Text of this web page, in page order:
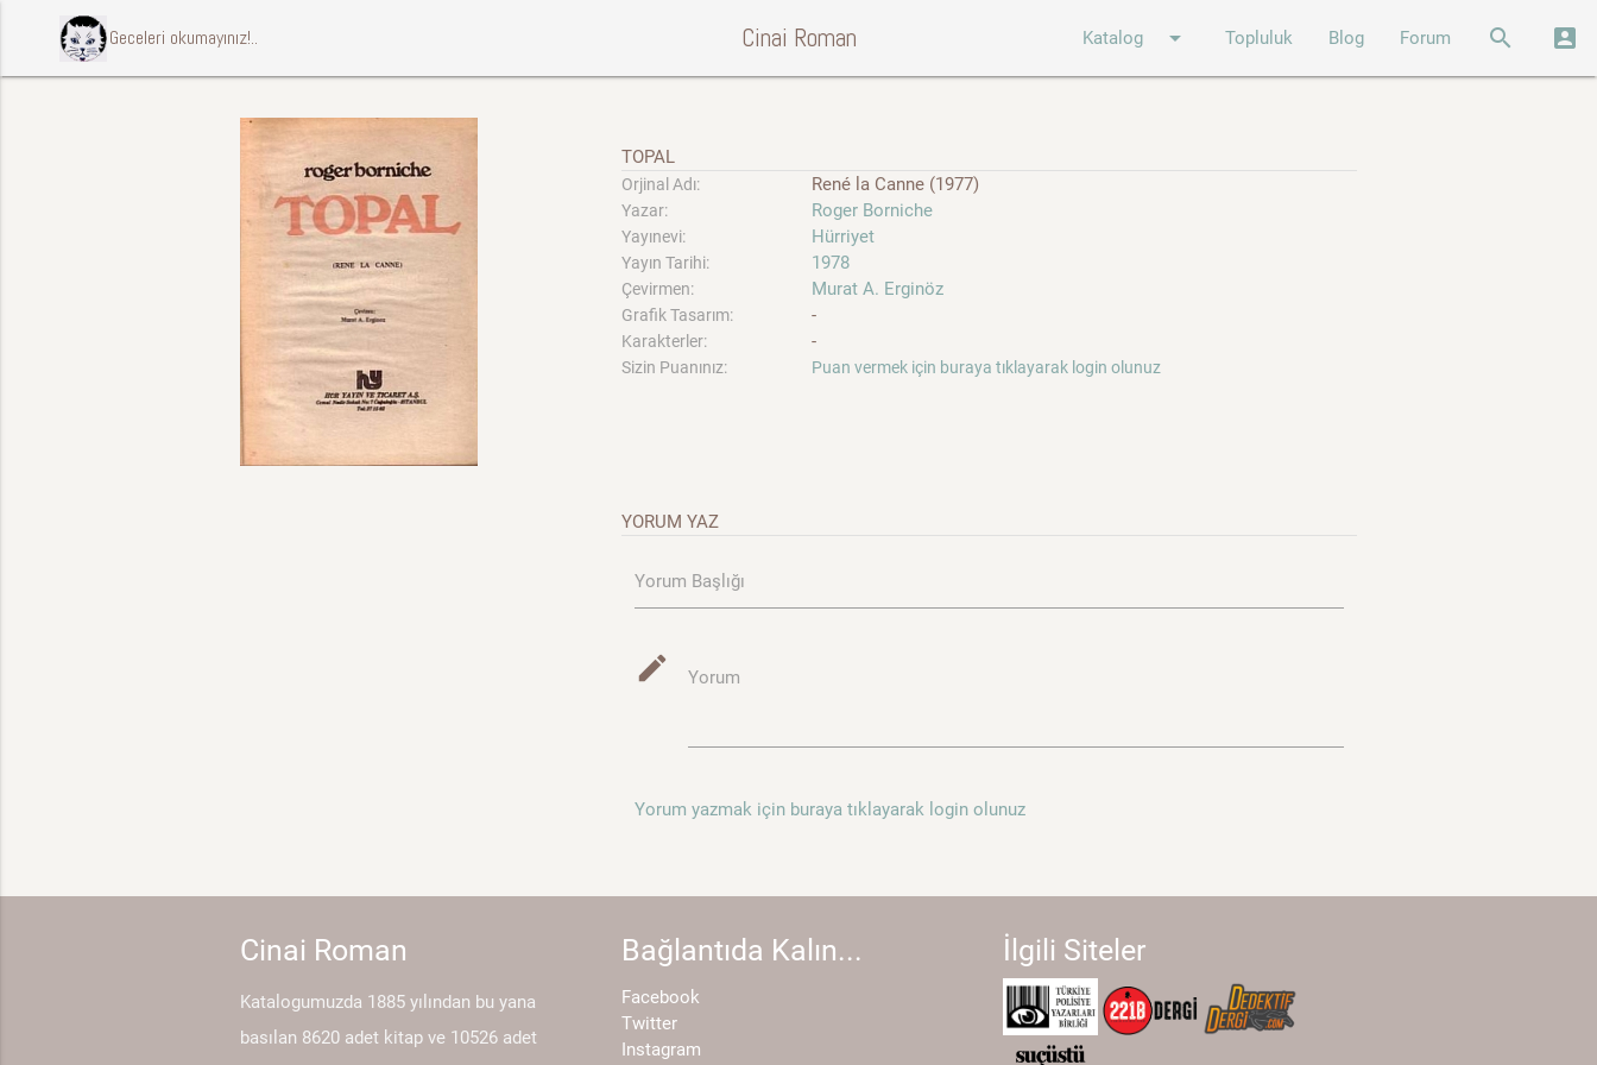
ccccci Geceleri okumayınız!.. Cinai Roman Katalog arrow_drop_down Topluluk Blog Forum search account_box
TOPAL
Orjinal Adı: René la Canne (1977)
Yazar: Roger Borniche
Yayınevi: Hürriyet
Yayın Tarihi: 1978
Çevirmen: Murat A. Erginöz
Grafik Tasarım: -
Karakterler: -
Sizin Puanınız: Puan vermek için buraya tıklayarak login olunuz
YORUM YAZ
Yorum Başlığı
mode_edit Yorum
Yorum yazmak için buraya tıklayarak login olunuz
Cinai Roman
Katalogumuzda 1885 yılından bu yana
basılan 8620 adet kitap ve 10526 adet
Bağlantıda Kalın...
Facebook
Twitter
Instagram
İlgili Siteler